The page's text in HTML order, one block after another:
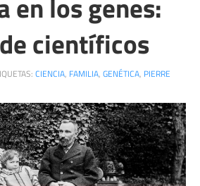
científicos
CIENCIA, FAMILIA, GENÉTICA, PIERRE